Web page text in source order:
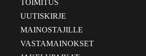
TOIMITUS
UUTISKIRJE
MAINOSTAJILLE
VASTAMAINOKSET